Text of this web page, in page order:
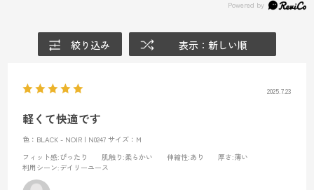
絞り込み 表示：新しい順
2025.7.23
軽くて快適です
色：BLACK - NOIR | N0247 サイズ：M
フィット感:ぴったり 肌触り :柔らかい 伸縮性:あり 厚さ:薄い
利用シーン:デイリーユース